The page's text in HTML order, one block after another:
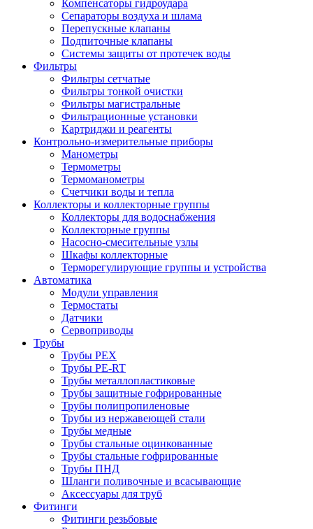
Компенсаторы гидроудара
Сепараторы воздуха и шлама
Перепускные клапаны
Подпиточные клапаны
Системы защиты от протечек воды
Фильтры
Фильтры сетчатые
Фильтры тонкой очистки
Фильтры магистральные
Фильтрационные установки
Картриджи и реагенты
Контрольно-измерительные приборы
Манометры
Термометры
Термоманометры
Счетчики воды и тепла
Коллекторы и коллекторные группы
Коллекторы для водоснабжения
Коллекторные группы
Насосно-смесительные узлы
Шкафы коллекторные
Терморегулирующие группы и устройства
Автоматика
Модули управления
Термостаты
Датчики
Сервоприводы
Трубы
Трубы PEX
Трубы PE-RT
Трубы металлопластиковые
Трубы защитные гофрированные
Трубы полипропиленовые
Трубы из нержавеющей стали
Трубы медные
Трубы стальные оцинкованные
Трубы стальные гофрированные
Трубы ПНД
Шланги поливочные и всасывающие
Аксессуары для труб
Фитинги
Фитинги резьбовые